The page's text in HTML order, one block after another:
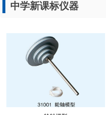
中学新课标仪器